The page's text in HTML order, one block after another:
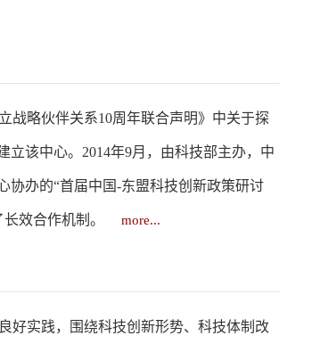
战略伙伴关系10周年联合声明》中关于探
该中心。2014年9月，由科技部主办，中
协办的“首届中国-东盟科技创新政策研讨
效合作机制。 more...
好实践，围绕科技创新形势、科技体制改